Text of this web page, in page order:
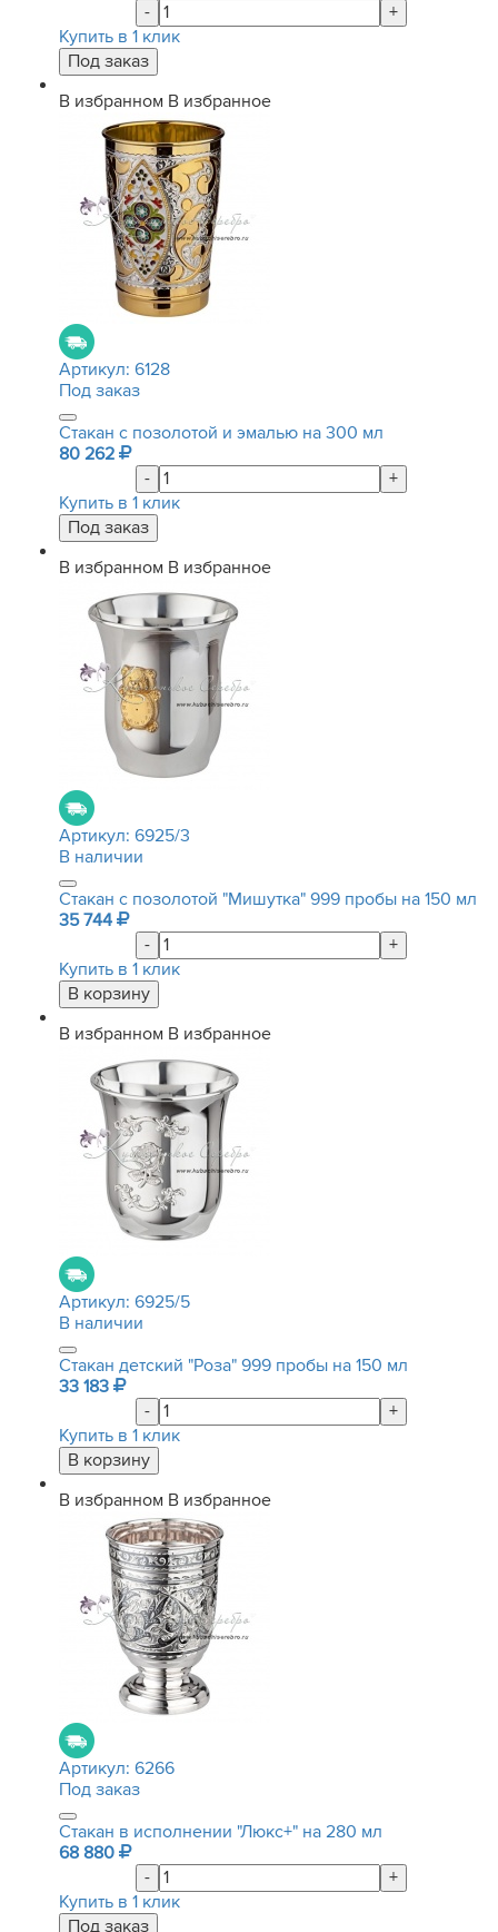
-
+
Купить в 1 клик
В избранном В избранное
Артикул: 6128
Под заказ
Стакан с позолотой и эмалью на 300 мл
80 262
-
+
Купить в 1 клик
В избранном В избранное
Артикул: 6925/3
В наличии
Стакан с позолотой "Мишутка" 999 пробы на 150 мл
35 744
-
+
Купить в 1 клик
В избранном В избранное
Артикул: 6925/5
В наличии
Стакан детский "Роза" 999 пробы на 150 мл
33 183
-
+
Купить в 1 клик
В избранном В избранное
Артикул: 6266
Под заказ
Стакан в исполнении "Люкс+" на 280 мл
68 880
-
+
Купить в 1 клик